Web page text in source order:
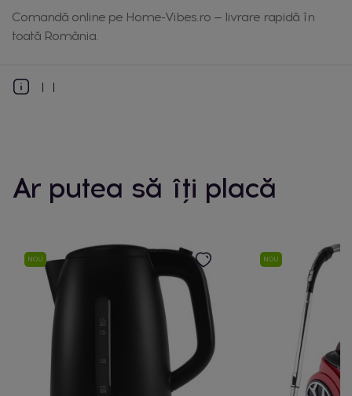
Comandă online pe Home-Vibes.ro — livrare rapidă în
toată România.
Ar putea să îți placă
NOU NOU